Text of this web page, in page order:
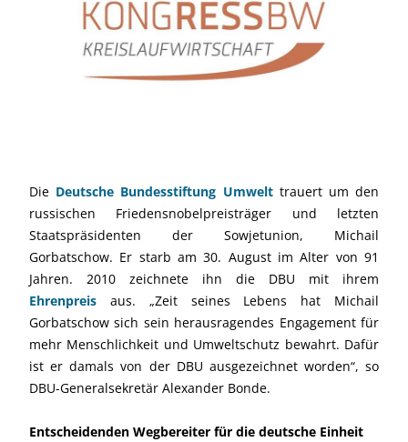
Die Deutsche Bundesstiftung Umwelttrauert um den
russischen Friedensnobelpreisträger und letzten
Staatspräsidenten der Sowjetunion, Michail
Gorbatschow. Er starb am 30. August im Alter von 91
Jahren. 2010 zeichnete ihn die DBU mit ihrem
Ehrenpreis aus. „Zeit seines Lebens hat Michail
Gorbatschow sich sein herausragendes Engagement für
mehr Menschlichkeit und Umweltschutz bewahrt. Dafür
ist er damals von der DBU ausgezeichnet worden“, so
DBU-Generalsekretär Alexander Bonde.
Entscheidenden Wegbereiter für die deutsche Einheit